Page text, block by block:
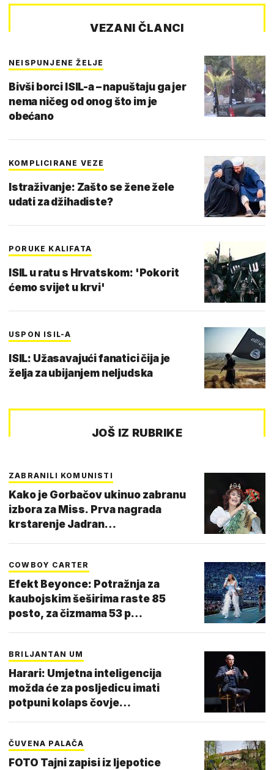
VEZANI ČLANCI
NEISPUNJENE ŽELJE
Bivši borci ISIL-a – napuštaju ga jer
nema ničeg od onog što im je
obećano
KOMPLICIRANE VEZE
Istraživanje: Zašto se žene žele
udati za džihadiste?
PORUKE KALIFATA
ISIL u ratu s Hrvatskom: 'Pokorit
ćemo svijet u krvi'
USPON ISIL-A
ISIL: Užasavajući fanatici čija je
želja za ubijanjem neljudska
JOŠ IZ RUBRIKE
ZABRANILI KOMUNISTI
Kako je Gorbačov ukinuo zabranu
izbora za Miss. Prva nagrada
krstarenje Jadran…
COWBOY CARTER
Efekt Beyonce: Potražnja za
kaubojskim šeširima raste 85
posto, za čizmama 53 p…
BRILJANTAN UM
Harari: Umjetna inteligencija
možda će za posljedicu imati
potpuni kolaps čovje…
ČUVENA PALAČA
FOTO Tajni zapisi iz ljepotice